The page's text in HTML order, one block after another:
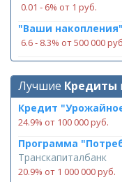
0.01 ‑ 6% от 1 руб.
"Ваши накопления"
6.6 ‑ 8.3% от 500 000
Лучшие Кредиты
Кредит
24.9% от 100 000 руб.
Программа
Транскапиталбанк
20.9% от 1 000 000 руб.